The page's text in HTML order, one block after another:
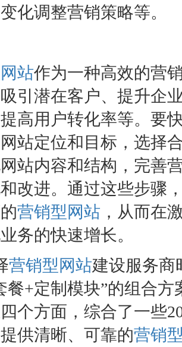
化调整营销策略等。
站作为一种高效的营
引潜在客户、提升企
高用户转化率等。要
站定位和目标，选择
站内容和结构，完善
改进。通过这些步骤
营销型网站 ，从而在
务的快速增长。
营销型网站建设服务商
餐+定制模块”的组合
个方面，综合了一些
供清晰、可靠的营销